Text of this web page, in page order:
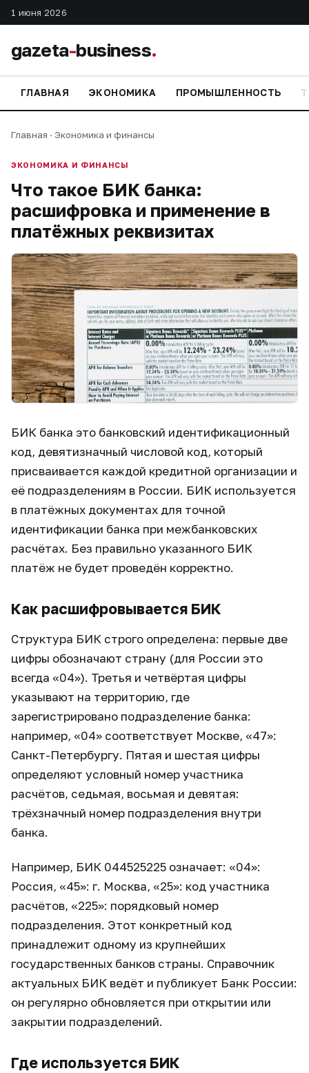
1 июня 2026
gazeta-business.
ГЛАВНАЯ ЭКОНОМИКА ПРОМЫШЛЕННОСТЬ
Главная · Экономика и финансы
ЭКОНОМИКА И ФИНАНСЫ
Что такое БИК банка:
расшифровка и применение в
платёжных реквизитах
БИК банка это банковский идентификационный
код, девятизначный числовой код, который
присваивается каждой кредитной организации и
её подразделениям в России. БИК используется
в платёжных документах для точной
идентификации банка при межбанковских
расчётах. Без правильно указанного БИК
платёж не будет проведён корректно.
Как расшифровывается БИК
Структура БИК строго определена: первые две
цифры обозначают страну (для России это
всегда «04»). Третья и четвёртая цифры
указывают на территорию, где
зарегистрировано подразделение банка:
например, «04» соответствует Москве, «47»:
Санкт-Петербургу. Пятая и шестая цифры
определяют условный номер участника
расчётов, седьмая, восьмая и девятая:
трёхзначный номер подразделения внутри
банка.
Например, БИК 044525225 означает: «04»:
Россия, «45»: г. Москва, «25»: код участника
расчётов, «225»: порядковый номер
подразделения. Этот конкретный код
принадлежит одному из крупнейших
государственных банков страны. Справочник
актуальных БИК ведёт и публикует Банк России:
он регулярно обновляется при открытии или
закрытии подразделений.
Где используется БИК